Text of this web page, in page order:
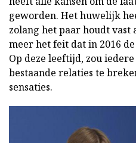
geworden. Het huwelijk
zolang het paar houdt vast
meer het feit dat in 2016
Op deze leeftijd, zou
bestaande relaties te
sensaties.